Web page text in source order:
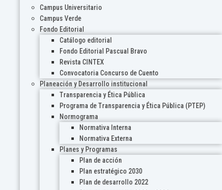
Campus Universitario
Campus Verde
Fondo Editorial
Catálogo editorial
Fondo Editorial Pascual Bravo
Revista CINTEX
Convocatoria Concurso de Cuento
Planeación y Desarrollo institucional
Transparencia y Ética Pública
Programa de Transparencia y Ética Pública (PTEP)
Normograma
Normativa Interna
Normativa Externa
Planes y Programas
Plan de acción
Plan estratégico 2030
Plan de desarrollo 2022